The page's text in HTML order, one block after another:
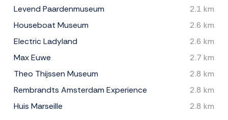
Levend Paardenmuseum
2.1 km
Houseboat Museum
2.6 km
Electric Ladyland
2.6 km
Max Euwe
2.7 km
Theo Thijssen Museum
2.8 km
Rembrandts Amsterdam Experience
2.8 km
Huis Marseille
2.8 km